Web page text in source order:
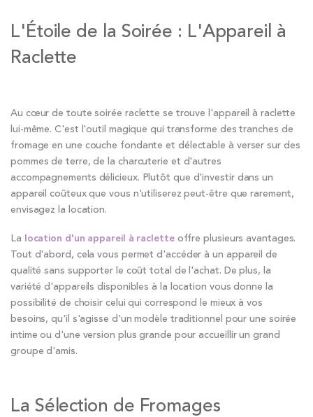
L'Étoile de la Soirée : L'Appareil à
Raclette
Au cœur de toute soirée raclette se trouve l'appareil à raclette
lui-même. C'est l'outil magique qui transforme des tranches de
fromage en une couche fondante et délectable à verser sur des
pommes de terre, de la charcuterie et d'autres
accompagnements délicieux. Plutôt que d'investir dans un
appareil coûteux que vous n'utiliserez peut-être que rarement,
envisagez la location.
La location d'un appareil à racletteoffre plusieurs avantages.
Tout d'abord, cela vous permet d'accéder à un appareil de
qualité sans supporter le coût total de l'achat. De plus, la
variété d'appareils disponibles à la location vous donne la
possibilité de choisir celui qui correspond le mieux à vos
besoins, qu'il s'agisse d'un modèle traditionnel pour une soirée
intime ou d'une version plus grande pour accueillir un grand
groupe d'amis.
La Sélection de Fromages